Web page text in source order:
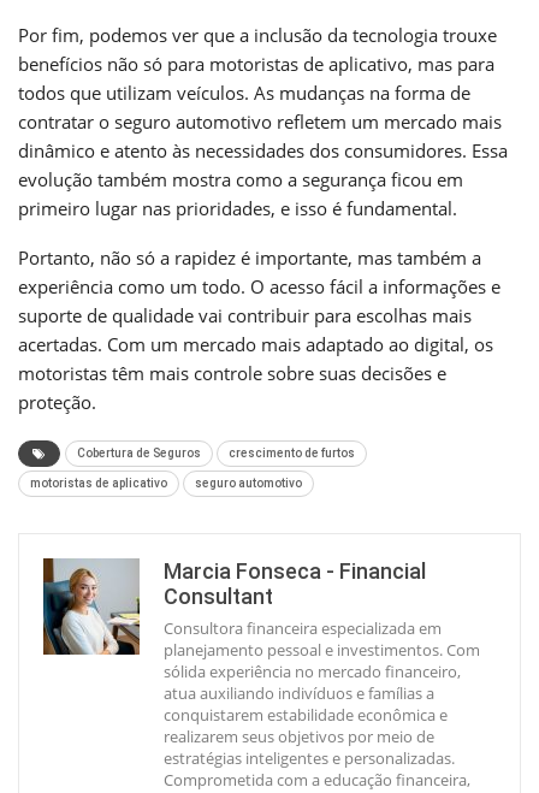
Por fim, podemos ver que a inclusão da tecnologia trouxe
benefícios não só para motoristas de aplicativo, mas para
todos que utilizam veículos. As mudanças na forma de
contratar o seguro automotivo refletem um mercado mais
dinâmico e atento às necessidades dos consumidores. Essa
evolução também mostra como a segurança ficou em
primeiro lugar nas prioridades, e isso é fundamental.
Portanto, não só a rapidez é importante, mas também a
experiência como um todo. O acesso fácil a informações e
suporte de qualidade vai contribuir para escolhas mais
acertadas. Com um mercado mais adaptado ao digital, os
motoristas têm mais controle sobre suas decisões e
proteção.
Cobertura de Seguros crescimento de furtos
motoristas de aplicativo seguro automotivo
Marcia Fonseca - Financial
Consultant
Consultora financeira especializada em
planejamento pessoal e investimentos. Com
sólida experiência no mercado financeiro,
atua auxiliando indivíduos e famílias a
conquistarem estabilidade econômica e
realizarem seus objetivos por meio de
estratégias inteligentes e personalizadas.
Comprometida com a educação financeira,